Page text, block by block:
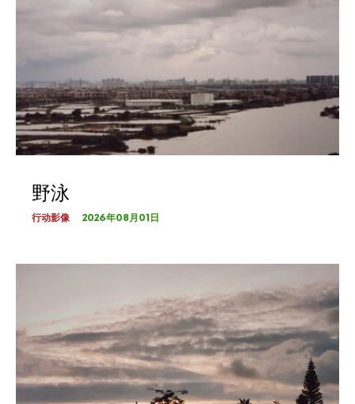
野泳
行动影像 2026年08月01日